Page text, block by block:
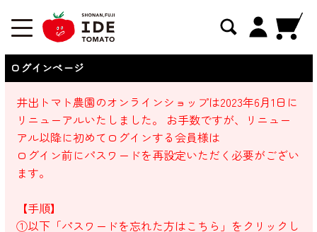
ログインページ
井出トマト農園のオンラインショップは2023年6月1日に
リニューアルいたしました。 お手数ですが、リニュー
アル以降に初めてログインする会員様は
ログイン前にパスワードを再設定いただく必要がござい
ます。
【手順】
①以下「パスワードを忘れた方はこちら」をクリックし